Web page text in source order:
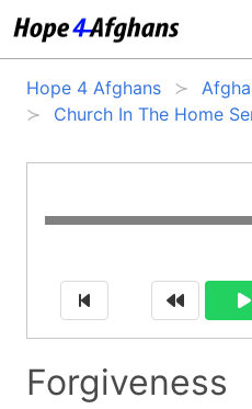
Hope 4 Afghans
Church In The Home
Forgiveness